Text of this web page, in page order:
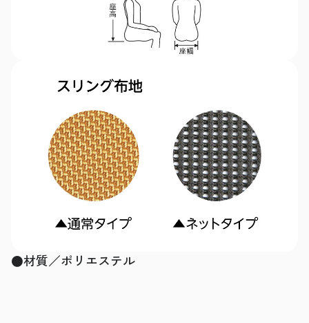
●材質／ポリエステル